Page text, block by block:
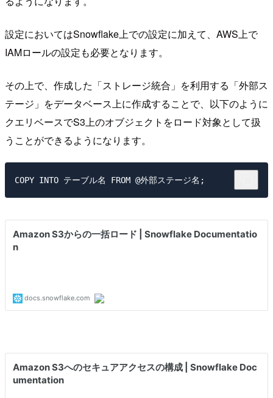
設定においてはSnowflake上での設定に加えて、AWS上で
IAMロールの設定も必要となります。
その上で、作成した「ストレージ統合」を利用する「外部ス
テージ」をデータベース上に作成することで、以下のように
クエリベースでS3上のオブジェクトをロード対象として扱
うことができるようになります。